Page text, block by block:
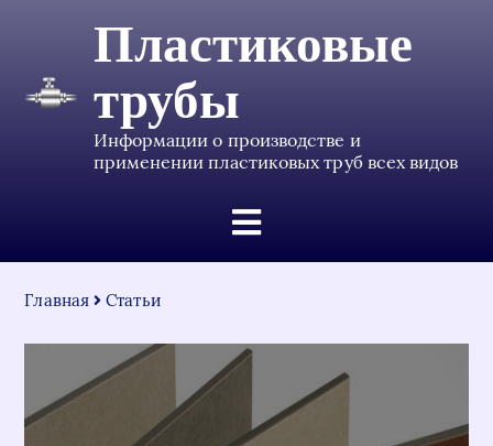
Пластиковые
трубы
Информации о производстве и
применении пластиковых труб всех видов
Главная Статьи